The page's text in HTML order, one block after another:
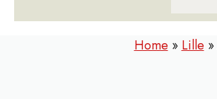
Home » Lille »